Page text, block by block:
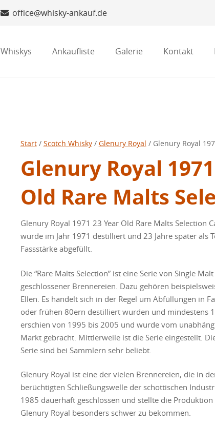
office@whisky-ankauf.de
Whiskys Ankaufliste Galerie Kontakt
Start/ Scotch Whisky/ Glenury Royal / Glenury Royal
Glenury Royal
Old Rare Malts
Glenury Royal 1971 23 Year Old Rare Malts Selection
wurde im Jahr 1971 destilliert und 23 Jahre später als
Fassstärke abgefüllt.
Die “Rare Malts Selection” ist eine Serie von Single
geschlossener Brennereien. Dazu gehören
Ellen. Es handelt sich in der Regel um Abfüllungen in
oder frühen 80ern destilliert wurden und mindestens
erschien von 1995 bis 2005 und wurde vom
Markt gebracht. Mittlerweile ist die Serie eingestellt.
Serie sind bei Sammlern sehr beliebt.
Glenury Royal ist eine der vielen Brennereien, die in
berüchtigten Schließungswelle der schottischen
1985 dauerhaft geschlossen und stellte die
Glenury Royal besonders schwer zu bekommen.